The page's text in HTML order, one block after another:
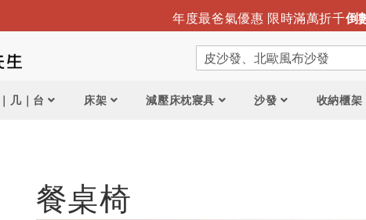
迎夏露營趣 涼感折疊床墊新推出
搜
几｜台 床架 減壓床枕寢具 沙發 收納櫃架
餐桌椅